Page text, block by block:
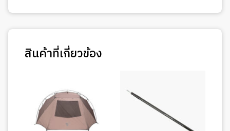
สินค้าที่เกี่ยวข้อง